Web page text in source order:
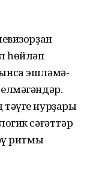
һөйләп
эшләмә­
нурҙары
сәғәттәр
ритмы